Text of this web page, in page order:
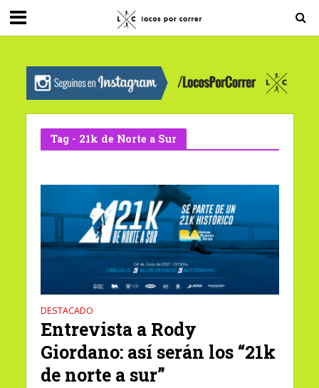
G-0X2PD3RFLV
Tag - 21k de Norte a Sur
DESTACADO
Entrevista a Rody
Giordano: así serán los “21k
de norte a sur”